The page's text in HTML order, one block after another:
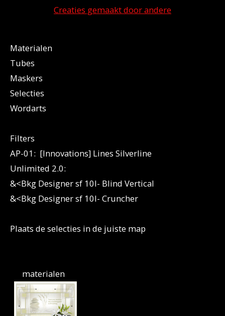
Creaties gemaakt door andere
Materialen
Tubes
Maskers
Selecties
Wordarts
Filters
AP-01: [Innovations] Lines Silverline
Unlimited 2.0:
&<Bkg Designer sf 10I- Blind Vertical
&<Bkg Designer sf 10I- Cruncher
Plaats de selecties in de juiste map
materialen